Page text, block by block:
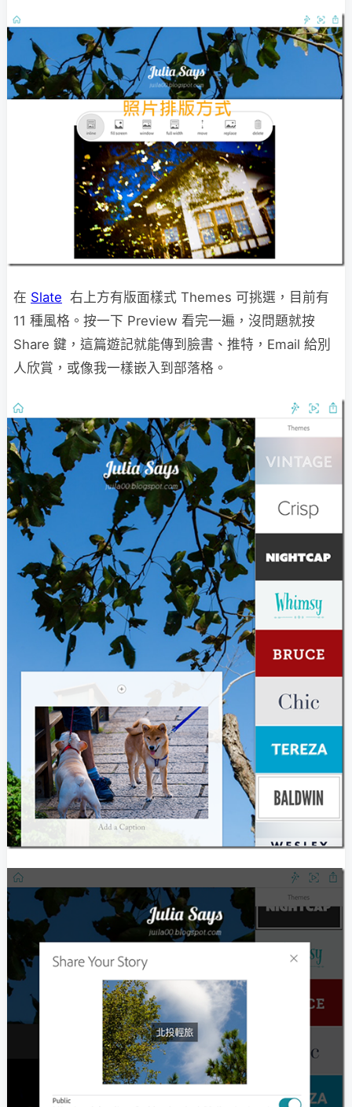
在 Slate 右上方有版面樣式 Themes 可挑選，目前有
11 種風格。按一下 Preview 看完一遍，沒問題就按
Share 鍵，這篇遊記就能傳到臉書、推特，Email 給別
人欣賞，或像我一樣嵌入到部落格。